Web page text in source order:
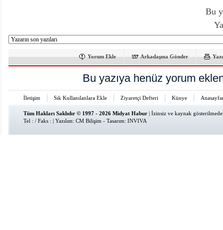
Bu
Yorum Ekle Arkadaşına Gönder
Bu yazıya henüz yorum
İletişim Sık Kullanılanlara Ekle Ziyaretçi Defteri Künye
Tüm Hakları Saklıdır © 1997 - 2026 Midyat Habur | İzinsiz ve kaynak
Tel : / Faks : | Yazılım: CM Bilişim - Tasarım: INVIVA